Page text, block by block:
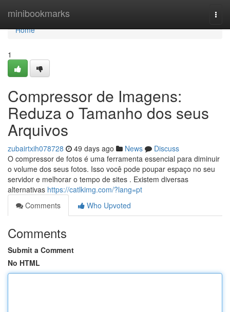
minibookmarks
Home
Home
1
Compressor de Imagens:
Reduza o Tamanho dos seus
Arquivos
zubairtxih078728 49 days ago News
Discuss
O compressor de fotos é uma ferramenta essencial para diminuir
o volume dos seus fotos. Isso você pode poupar espaço no seu
servidor e melhorar o tempo de sites . Existem diversas
alternativas https://catlkimg.com/?lang=pt
Comments
Who Upvoted
Comments
Submit a Comment
No HTML